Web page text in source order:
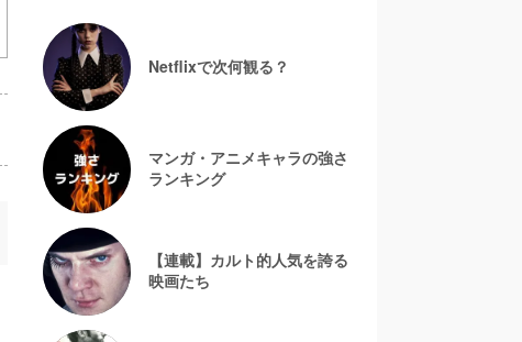
Netflixで次何観る？
マンガ・アニメキャラの強さ
ランキング
【連載】カルト的人気を誇る
映画たち